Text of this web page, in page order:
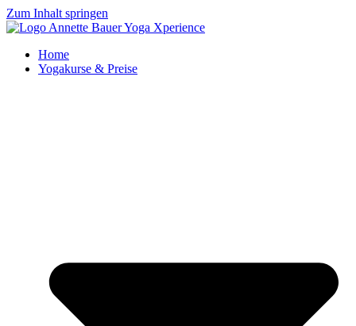
Zum Inhalt springen
Home
Yogakurse & Preise